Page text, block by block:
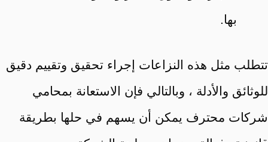
بها.
تتطلب مثل هذه النزاعات إجراء تحقيق وتقييم دقيق
للوثائق والأدلة ، وبالتالي فإن الاستعانة بمحامي
شركات محترف يمكن أن يسهم في حلها بطريقة